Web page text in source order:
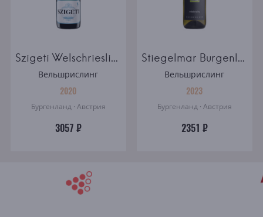
Szigeti Welschriesling Sekt Brut Classik Burgenland
Вельшрислинг
2020
Бургенланд · Австрия
3057 ₽
Stiegelmar Burgenland
Вельшрислинг
2023
Бургенланд · Австрия
2351 ₽